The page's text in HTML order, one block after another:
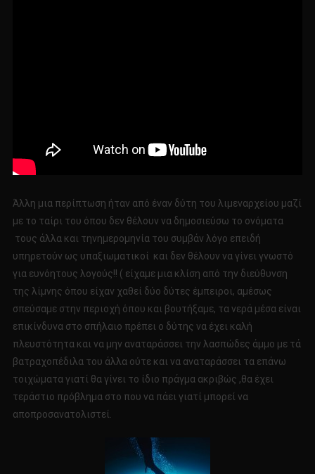
Άλλη μια περίπτωση ήταν από έναν δύτη του λιμεναρχείου μαζί
με το ταίρι του όπου δεν θέλουν να δημοσιεύσω το ονόματα
τους άλλα και τηνημερομηνία του συμβάν λόγο επειδή
υπηρετούν ως υπαξιωματικοί και δεν θέλουν να γίνει γνωστό
για ευνόητους λογούς!! ( είχαμε μια κλίση από την διεύθυνση
της λίμνης όπου είχαν χαθεί δύο δύτες έμπειροι, αμέσως
σπεύσαμε στην περιοχή όπου και βουτήξαμε, τα νερά μέσα είναι
επικίνδυνα στο σπήλαιο πρέπει ο δύτης να έχει καλή
πλευστότητα και να μην αναταράσσει την λασπώδες άμμο με τά
βατραχοπέδιλα του άλλα ούτε και να αναταράσσει τα επάνω
τοιχώματα γιατί θα γίνει το ίδιο πράγμα ακριβώς ,θα έχει
τεράστιο πρόβλημα στο που να πάει γιατί μπορεί να
αποπροσανατολιστεί.